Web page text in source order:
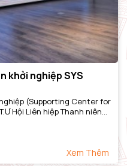
khởi nghiệp SYS
(Supporting Center for
Hội Liên hiệp Thanh niên
Xem Thêm